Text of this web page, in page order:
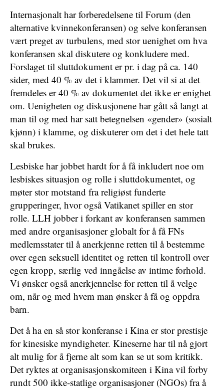
Internasjonalt har forberedelsene til Forum (den
alternative kvinnekonferansen) og selve konferansen
vært preget av turbulens, med stor uenighet om hva
konferansen skal diskutere og konkludere med.
Forslaget til sluttdokument er pr. i dag på ca. 140
sider, med 40 % av det i klammer. Det vil si at det
fremdeles er 40 % av dokumentet det ikke er enighet
om. Uenigheten og diskusjonene har gått så langt at
man til og med har satt betegnelsen «gender» (sosialt
kjønn) i klamme, og diskuterer om det i det hele tatt
skal brukes.
Lesbiske har jobbet hardt for å få inkludert noe om
lesbiskes situasjon og rolle i sluttdokumentet, og
møter stor motstand fra religiøst funderte
grupperinger, hvor også Vatikanet spiller en stor
rolle. LLH jobber i forkant av konferansen sammen
med andre organisasjoner globalt for å få FNs
medlemsstater til å anerkjenne retten til å bestemme
over egen seksuell identitet og retten til kontroll over
egen kropp, særlig ved inngåelse av intime forhold.
Vi ønsker også anerkjennelse for retten til å velge
om, når og med hvem man ønsker å få og oppdra
barn.
Det å ha en så stor konferanse i Kina er stor prestisje
for kinesiske myndigheter. Kineserne har til nå gjort
alt mulig for å fjerne alt som kan se ut som kritikk.
Det ryktes at organisasjonskomiteen i Kina vil forby
rundt 500 ikke-statlige organisasjoner (NGOs) fra å